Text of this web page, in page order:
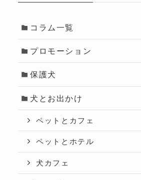
コラム一覧
プロモーション
保護犬
犬とお出かけ
ペットとカフェ
ペットとホテル
犬カフェ